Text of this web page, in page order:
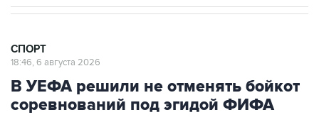
СПОРТ
18:46, 6 августа 2026
В УЕФА решили не отменять бойкот
соревнований под эгидой ФИФА